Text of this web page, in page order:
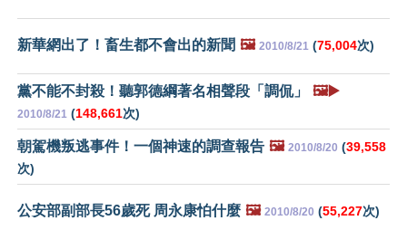
新華網出了！畜生都不會出的新聞 🖼️ 2010/8/21 (75,004次)
黨不能不封殺！聽郭德綱著名相聲段「調侃」 🖼️▶️
2010/8/21 (148,661次)
朝駕機叛逃事件！一個神速的調查報告 🖼️ 2010/8/20 (39,558
次)
公安部副部長56歲死 周永康怕什麼 🖼️ 2010/8/20 (55,227次)